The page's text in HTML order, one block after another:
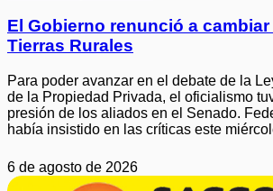
El Gobierno renunció a cambiar
Tierras Rurales
Para poder avanzar en el debate de la
de la Propiedad Privada, el oficialismo
presión de los aliados en el Senado.
había insistido en las críticas este
6 de agosto de 2026